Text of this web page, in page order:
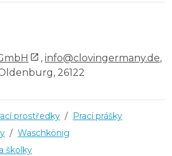
, info@clovingermany.de,
26122
prostředky / Prací prášky
/ Waschkönig
školky